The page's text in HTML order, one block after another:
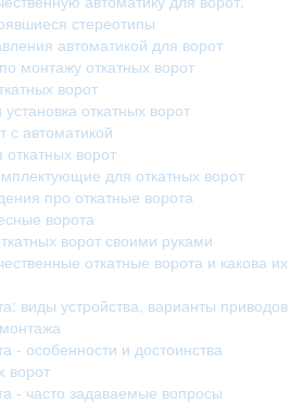
стереотипы
автоматикой для ворот
монтажу откатных ворот
ворот
откатных ворот
с автоматикой
ворот
для откатных ворот
про откатные ворота
ворота
ворот своими руками
откатные ворота и какова их
виды устройства, варианты приводов
- особенности и достоинства
ворот
- часто задаваемые вопросы